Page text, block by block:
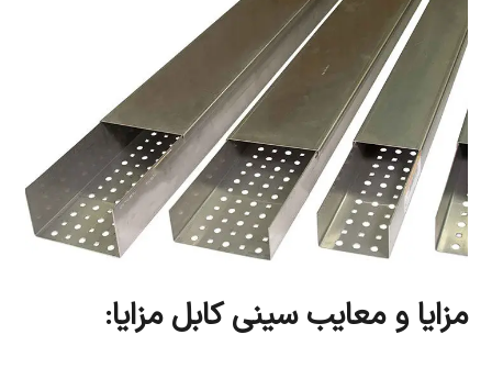
مزایا و معایب سینی کابل مزایا: